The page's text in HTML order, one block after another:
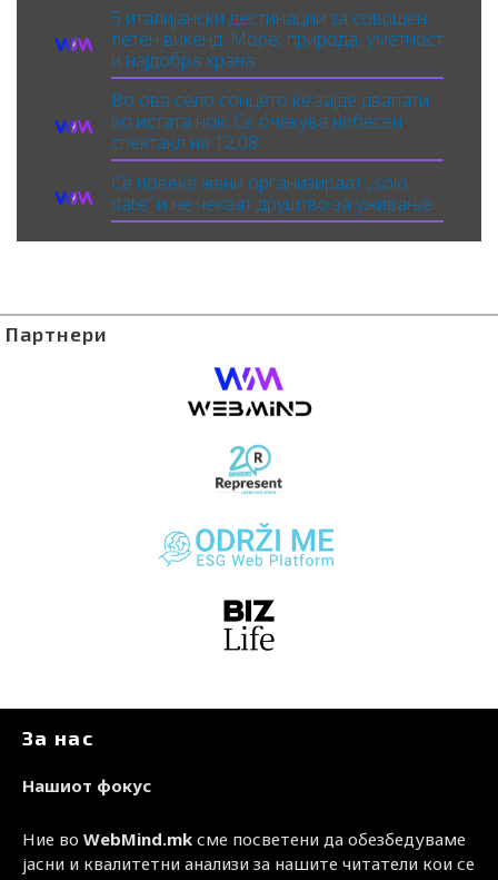
5 италијански дестинации за совршен
летен викенд: Море, природа, уметност
и најдобра храна
Во ова село сонцето ќе зајде двапати
во истата ноќ: Се очекува небесен
спектакл на 12.08
Сè повеќе жени организираат „solo
date“ и не чекаат друштво за уживање
Партнери
За нас
Нашиот фокус
Ние во WebMind.mk сме посветени да обезбедуваме
јасни и квалитетни анализи за нашите читатели кои се